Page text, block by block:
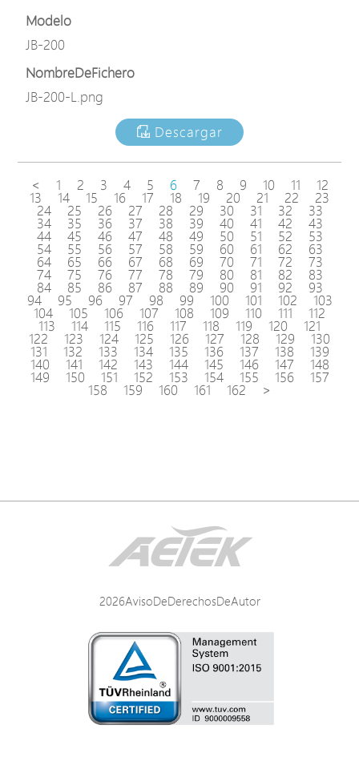
Modelo
JB-200
NombreDeFichero
JB-200-L.png
Descargar
< 1 2 3 4 5 6 7 8 9 10 11 12
13 14 15 16 17 18 19 20 21 22 23
24 25 26 27 28 29 30 31 32 33
34 35 36 37 38 39 40 41 42 43
44 45 46 47 48 49 50 51 52 53
54 55 56 57 58 59 60 61 62 63
64 65 66 67 68 69 70 71 72 73
74 75 76 77 78 79 80 81 82 83
84 85 86 87 88 89 90 91 92 93
94 95 96 97 98 99 100 101 102 103
104 105 106 107 108 109 110 111 112
113 114 115 116 117 118 119 120 121
122 123 124 125 126 127 128 129 130
131 132 133 134 135 136 137 138 139
140 141 142 143 144 145 146 147 148
149 150 151 152 153 154 155 156 157
158 159 160 161 162 >
2026AvisoDeDerechosDeAutor